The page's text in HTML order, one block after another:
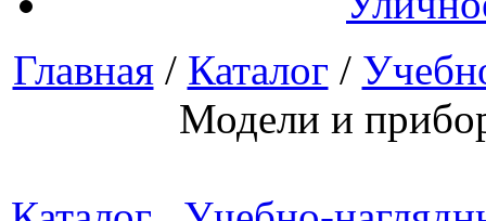
Главная/ Каталог /
Модели и